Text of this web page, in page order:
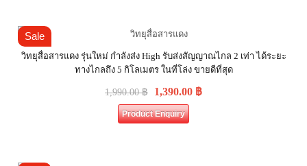
Sale
วิทยุสื่อสารแดง รุ่นใหม่ กำลังส่ง High รับส่งสัญญาณไกล 2 เท่า ได้ระยะ
ทางไกลถึง 5 กิโลเมตร ในที่โล่ง ขายดีที่สุด
1,990.00฿ 1,390.00 ฿
Product Enquiry